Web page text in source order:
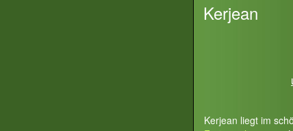
Kerjean
Kerjean liegt im